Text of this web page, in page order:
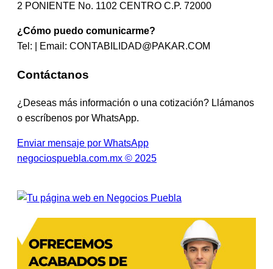
2 PONIENTE No. 1102 CENTRO C.P. 72000
¿Cómo puedo comunicarme?
Tel: | Email: CONTABILIDAD@PAKAR.COM
Contáctanos
¿Deseas más información o una cotización? Llámanos
o escríbenos por WhatsApp.
Enviar mensaje por WhatsApp
negociospuebla.com.mx © 2025